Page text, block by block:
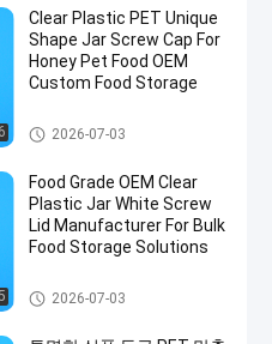
Clear Plastic PET Unique
Shape Jar Screw Cap For
Honey Pet Food OEM
Custom Food Storage
플라스틱 포장 병
2026-07-03
Food Grade OEM Clear
Plastic Jar White Screw
Lid Manufacturer For Bulk
Food Storage Solutions
플라스틱 포장 병
2026-07-03